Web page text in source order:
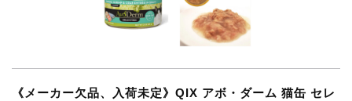
《メーカー欠品、入荷未定》QIX アボ・ダーム 猫缶 セレ